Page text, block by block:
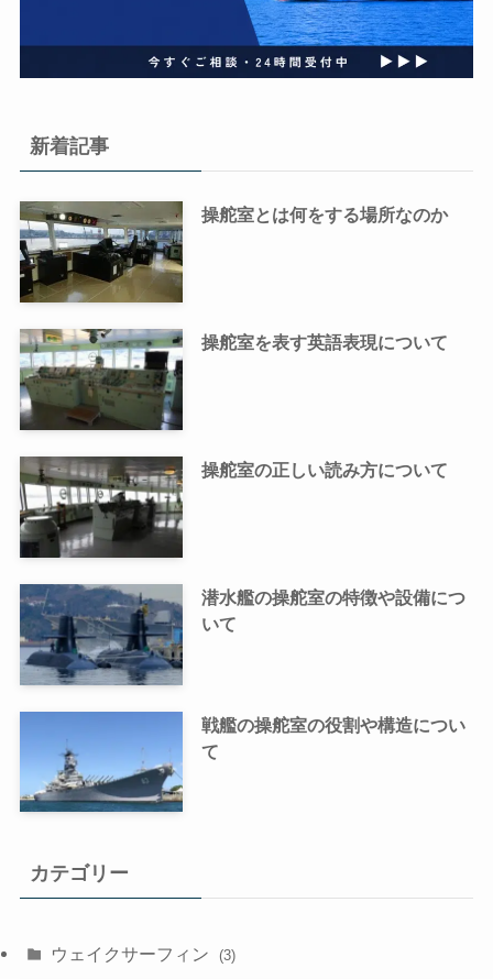
新着記事
操舵室とは何をする場所なのか
操舵室を表す英語表現について
操舵室の正しい読み方について
潜水艦の操舵室の特徴や設備につ
いて
戦艦の操舵室の役割や構造につい
て
カテゴリー
ウェイクサーフィン (3)